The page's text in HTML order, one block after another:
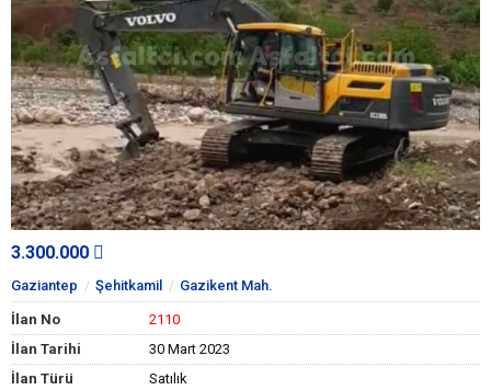
3.300.000
Gaziantep Şehitkamil Gazikent Mah.
İlan No
2110
İlan Tarihi
30 Mart 2023
İlan Türü
Satılık